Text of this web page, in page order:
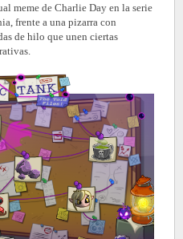
meme de Charlie Day en la serie
frente a una pizarra con
de hilo que unen ciertas